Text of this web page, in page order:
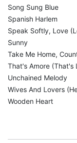
Song Sung Blue
Spanish Harlem
Speak Softly, Love
Sunny
Take Me Home,
That's Amore (That's
Unchained Melody
Wives And Lovers
Wooden Heart